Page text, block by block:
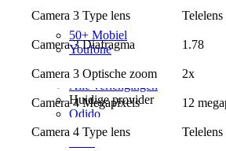
Simpel
50+ Mobiel
Youfone
Verlengen
Alle verlengingen
Huidige provider
Odido
Vodafone
KPN
Camera 3 Type lens Telelens
Camera 3 Diafragma 1.78
Camera 3 Optische zoom 2x
Camera 4 Megapixels 12
Camera 4 Type lens Telelens